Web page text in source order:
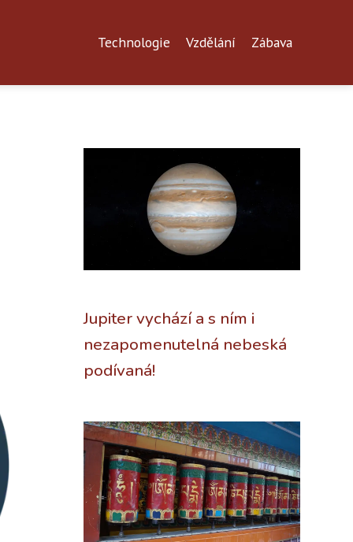
Technologie Vzdělání Zábava
Jupiter vychází a s ním i
nezapomenutelná nebeská
podívaná!